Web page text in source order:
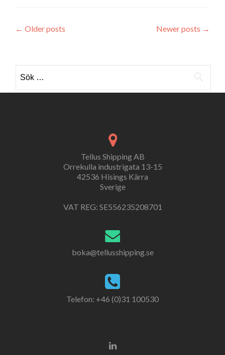
to
Posts
← Older posts Newer posts →
efter:
Tellus Shipping AB
Orrekulla industrigata 13-15
42536 Hisings Kärra
Sverige
VAT REG: SE556235208701
boka@tellusshipping.se
Telefon: +46 (0)31 100530
Go